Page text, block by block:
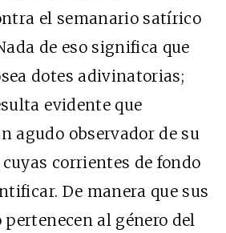
el semanario satírico
de eso significa que
dotes adivinatorias;
evidente que
agudo observador de su
corrientes de fondo
De manera que sus
pertenecen al género del